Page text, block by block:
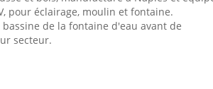
pour éclairage, moulin et fontaine.
de la fontaine d'eau avant de
secteur.